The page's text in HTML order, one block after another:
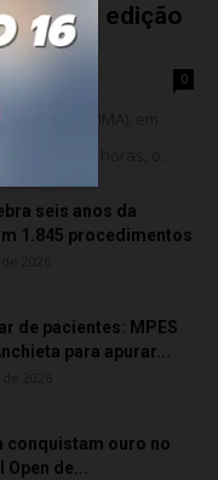
da nova edição
0
Azul (IMA), em
das 18 horas, o...
seis anos da
1.845 procedimentos
de pacientes: MPES
para apurar...
conquistam ouro no
de...